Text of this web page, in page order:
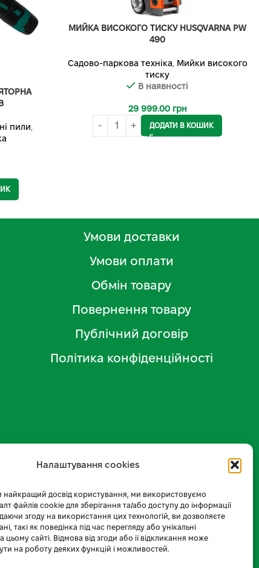
Налаштування cookies
найкращий досвід користування, ми використовуємо
файлів cookie для зберігання та/або доступу до інформації
згоду на використання цих технологій, ви дозволяєте
такі як поведінка під час перегляду або унікальні
цьому сайті. Відмова від згоди або її відкликання може
на роботу деяких функцій і можливостей.
пили,
МИЙКА ВИСОКОГО ТИСКУ HUSQVARNA PW
490
Садово-паркова техніка, Мийки високого
тиску
В наявності
29 999.00 грн
ДОДАТИ В КОШИК
Умови доставки
Умови оплати
Обмін товару
Повернення товару
Публічний договір
Політика конфіденційності